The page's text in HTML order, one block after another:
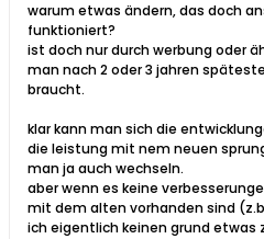
warum etwas ändern, das doch
funktioniert?
ist doch nur durch werbung oder
man nach 2 oder 3 jahren
braucht.
klar kann man sich die
die leistung mit nem neuen
man ja auch wechseln.
aber wenn es keine
mit dem alten vorhanden sind
ich eigentlich keinen grund etwas